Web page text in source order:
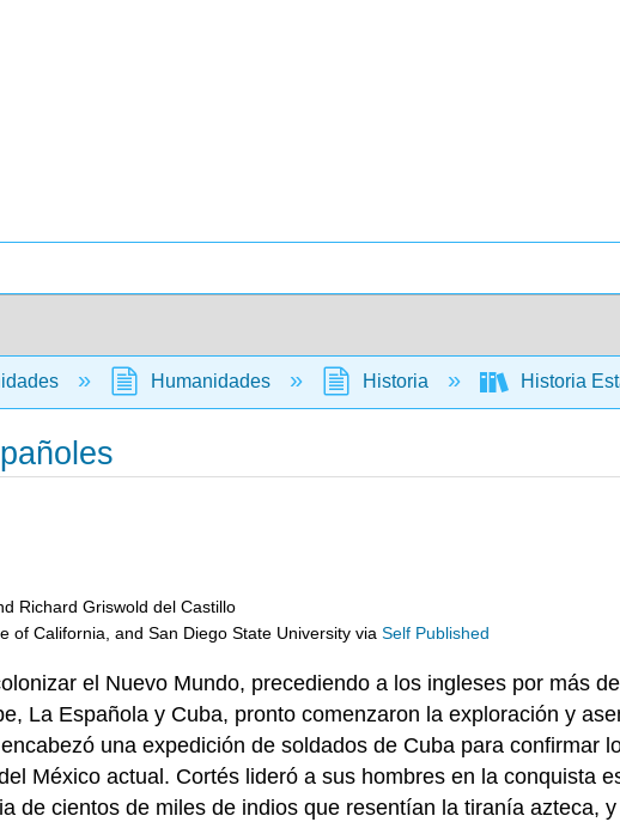
Humanidades Historia Historia
Richard Griswold del Castillo
of California, and San Diego State University viaSelf Published
el Nuevo Mundo, precediendo a los ingleses por más
La Española y Cuba, pronto comenzaron la exploración y
una expedición de soldados de Cuba para confirmar
México actual. Cortés lideró a sus hombres en la conquista
de cientos de miles de indios que resentían la tiranía azteca,